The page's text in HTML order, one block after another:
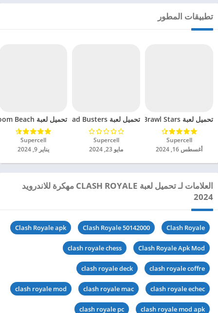
تطبيقات المطور
تحميل لعبة Brawl Stars مهكرة للاندرويد 2024
Supercell‏
أغسطس 16, 2024
تحميل لعبة Squad Busters مهكرة للاندرويد 2024
Supercell‏
مايو 23, 2024
تحميل لعبة Boom Beach مهكرة للاندرويد 2024
Supercell‏
يناير 9, 2024
العلامات لـ تحميل لعبة CLASH ROYALE مهكرة للاندرويد
2024
Clash Royale
Clash Royale 50142000
Clash Royale apk
Clash Royale Apk Mod
clash royale chess
clash royale coffre
clash royale deck
clash royale echec
clash royale mac
clash royale mod
clash royale mod apk
clash royale pc